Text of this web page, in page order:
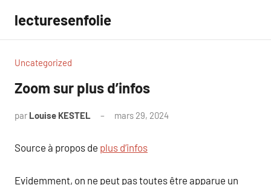
contenu
lecturesenfolie
Uncategorized
Zoom sur plus d’infos
par Louise KESTEL mars 29, 2024
Source à propos de plus d’infos
Evidemment, on ne peut pas toutes être apparue un